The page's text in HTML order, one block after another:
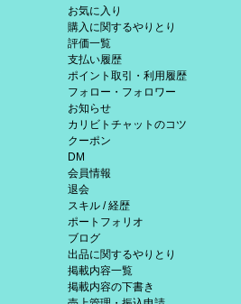
お気に入り
購入に関するやりとり
評価一覧
支払い履歴
ポイント取引・利用履歴
フォロー・フォロワー
お知らせ
カリビトチャットのコツ
クーポン
DM
会員情報
退会
スキル / 経歴
ポートフォリオ
ブログ
出品に関するやりとり
掲載内容一覧
掲載内容の下書き